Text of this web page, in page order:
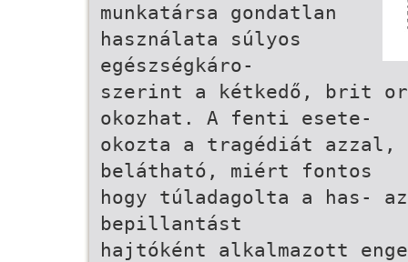
munkatársa gondatlan
használata súlyos
egészségkáro-
szerint a kétkedő, brit
okozhat. A fenti esete-
okozta a tragédiát azzal,
belátható, miért fontos
hogy túladagolta a has-
bepillantást
hajtóként alkalmazott